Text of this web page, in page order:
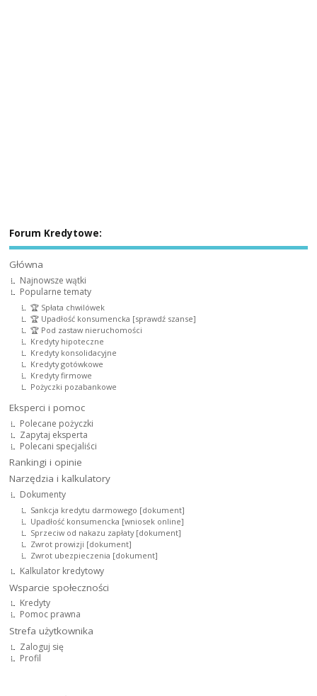
Forum Kredytowe:
Główna
Najnowsze wątki
Popularne tematy
🏆 Spłata chwilówek
🏆 Upadłość konsumencka [sprawdź szanse]
🏆 Pod zastaw nieruchomości
Kredyty hipoteczne
Kredyty konsolidacyjne
Kredyty gotówkowe
Kredyty firmowe
Pożyczki pozabankowe
Eksperci i pomoc
Polecane pożyczki
Zapytaj eksperta
Polecani specjaliści
Rankingi i opinie
Narzędzia i kalkulatory
Dokumenty
Sankcja kredytu darmowego [dokument]
Upadłość konsumencka [wniosek online]
Sprzeciw od nakazu zapłaty [dokument]
Zwrot prowizji [dokument]
Zwrot ubezpieczenia [dokument]
Kalkulator kredytowy
Wsparcie społeczności
Kredyty
Pomoc prawna
Strefa użytkownika
Zaloguj się
Profil